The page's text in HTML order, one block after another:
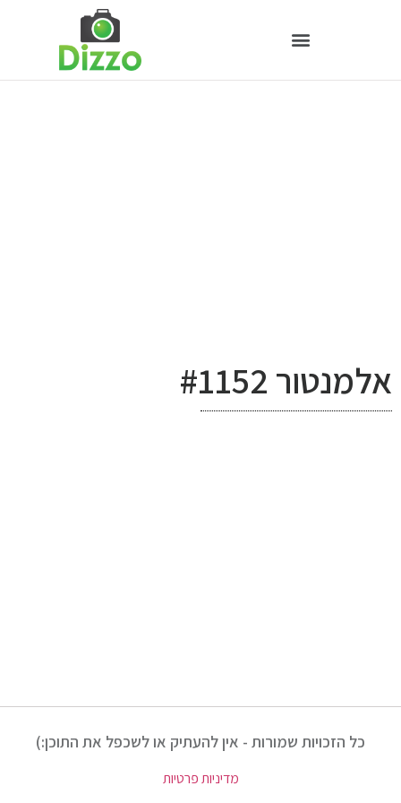
אלמנטור #1152
כל הזכויות שמורות - אין להעתיק או לשכפל את התוכן:)
מדיניות פרטיות